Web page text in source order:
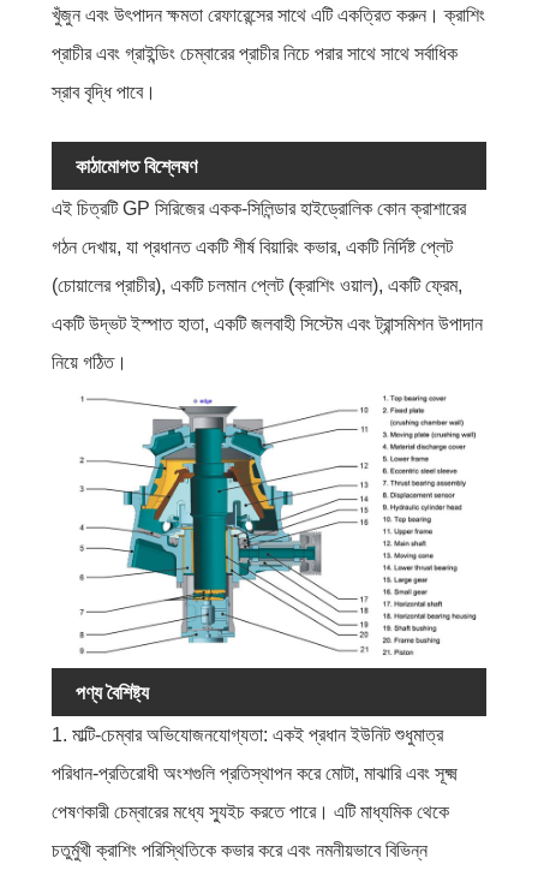
খুঁজুন এবং উৎপাদন ক্ষমতা রেফারেন্সের সাথে এটি একত্রিত করুন। ক্রাশিং
প্রাচীর এবং গ্রাইন্ডিং চেম্বারের প্রাচীর নিচে পরার সাথে সাথে সর্বাধিক
স্রাব বৃদ্ধি পাবে।
কাঠামোগত বিশ্লেষণ
এই চিত্রটি GP সিরিজের একক-সিলিন্ডার হাইড্রোলিক কোন ক্রাশারের
গঠন দেখায়, যা প্রধানত একটি শীর্ষ বিয়ারিং কভার, একটি নির্দিষ্ট প্লেট
(চোয়ালের প্রাচীর), একটি চলমান প্লেট (ক্রাশিং ওয়াল), একটি ফ্রেম,
একটি উদ্ভট ইস্পাত হাতা, একটি জলবাহী সিস্টেম এবং ট্রান্সমিশন উপাদান
নিয়ে গঠিত।
পণ্য বৈশিষ্ট্য
1. মাল্টি-চেম্বার অভিযোজনযোগ্যতা: একই প্রধান ইউনিট শুধুমাত্র
পরিধান-প্রতিরোধী অংশগুলি প্রতিস্থাপন করে মোটা, মাঝারি এবং সূক্ষ্ম
পেষণকারী চেম্বারের মধ্যে স্যুইচ করতে পারে। এটি মাধ্যমিক থেকে
চতুর্মুখী ক্রাশিং পরিস্থিতিকে কভার করে এবং নমনীয়ভাবে বিভিন্ন